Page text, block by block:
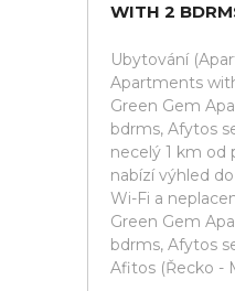
WITH 2
Ubytování
Apartments
Green Gem
bdrms, Afytos
necelý 1 km od
nabízí výhled
Wi-Fi a
Green Gem
bdrms, Afytos
Afitos (Řecko -